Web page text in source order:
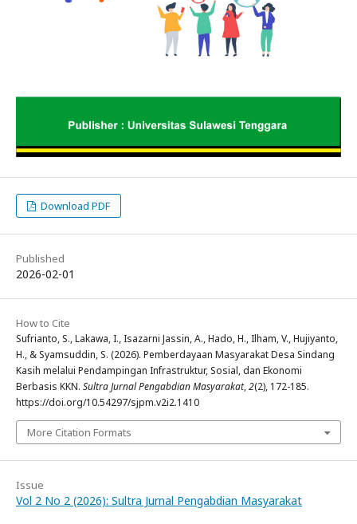
Download PDF
Published
2026-02-01
How to Cite
Sufrianto, S., Lakawa, I., Isazarni Jassin, A., Hado, H., Ilham, V., Hujiyanto,
H., & Syamsuddin, S. (2026). Pemberdayaan Masyarakat Desa Sindang
Kasih melalui Pendampingan Infrastruktur, Sosial, dan Ekonomi
Berbasis KKN. Sultra Jurnal Pengabdian Masyarakat,2(2), 172-185.
https://doi.org/10.54297/sjpm.v2i2.1410
More Citation Formats
Issue
Vol 2 No 2 (2026): Sultra Jurnal Pengabdian Masyarakat